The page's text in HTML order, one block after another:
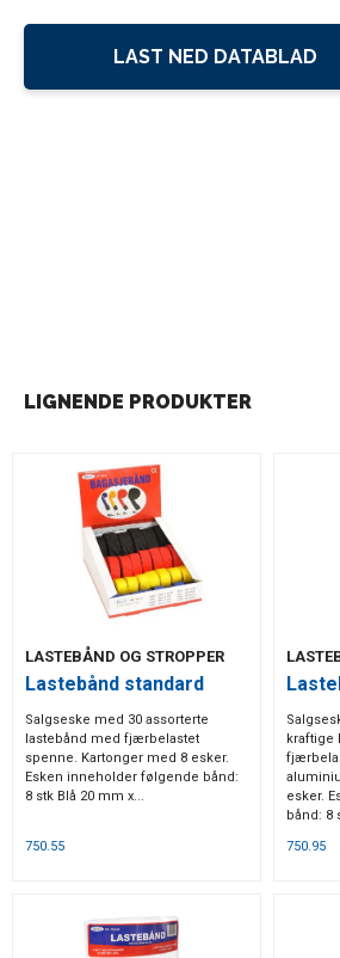
LAST NED DATABLAD
LIGNENDE PRODUKTER
LASTEBÅND OG STROPPER
Lastebånd standard
Salgseske med 30 assorterte
lastebånd med fjærbelastet
spenne. Kartonger med 8 esker.
Esken inneholder følgende bånd:
8 stk Blå 20 mm x...
750.55
kraftige
esker.
bånd: 8
750.95